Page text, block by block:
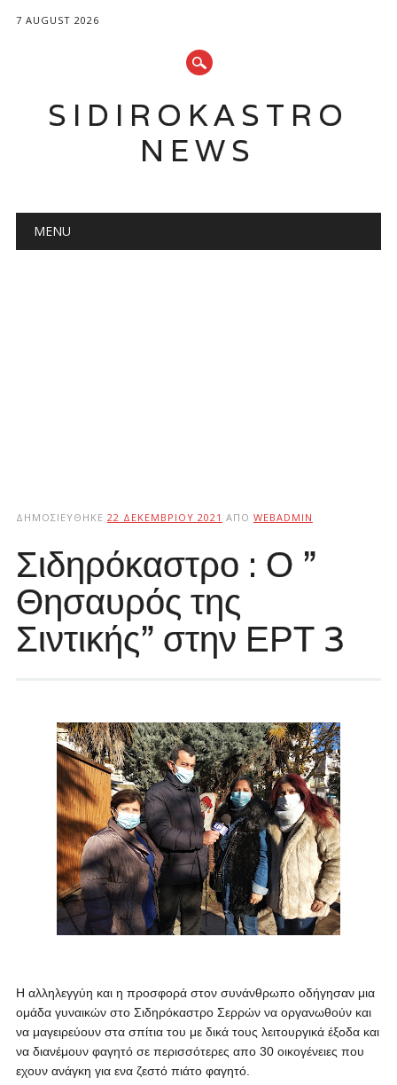
7 AUGUST 2026
SIDIROKASTRO
NEWS
Main menu
MENU
ΔΗΜΟΣΙΕΎΘΗΚΕ 22 ΔΕΚΕΜΒΡΊΟΥ 2021 ΑΠΌ WEBADMIN
Σιδηρόκαστρο : Ο ”
Θησαυρός της
Σιντικής” στην ΕΡΤ 3
Η αλληλεγγύη και η προσφορά στον συνάνθρωπο οδήγησαν μια
ομάδα γυναικών στο Σιδηρόκαστρο Σερρών να οργανωθούν και
να μαγειρεύουν στα σπίτια του με δικά τους λειτουργικά έξοδα και
να διανέμουν φαγητό σε περισσότερες απο 30 οικογένειες που
εχουν ανάγκη για ενα ζεστό πιάτο φαγητό.